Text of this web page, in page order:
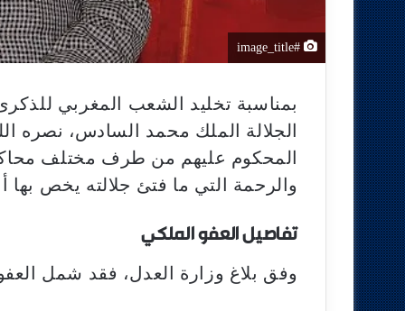
#image_title
بمناسبة تخليد الشعب المغربي
الجلالة الملك محمد السادس، نصره
المحكوم عليهم من طرف مختلف محاكم
والرحمة التي ما فتئ جلالته يخص بها
تفاصيل العفو الملكي
وفق بلاغ وزارة العدل، فقد شمل